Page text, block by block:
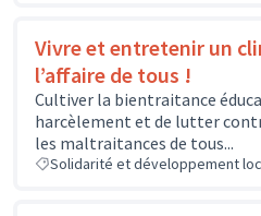
Vivre et entretenir un
l’affaire de tous !
Cultiver la bientraitance
harcèlement et de lutter
les maltraitances de tous...
Solidarité et développement